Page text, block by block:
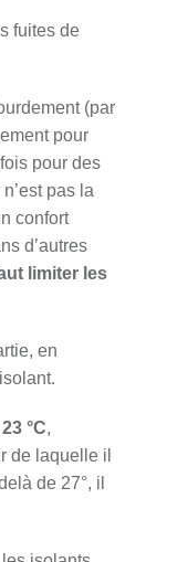
fuites de
(par
pour
pour des
pas la
confort
d’autres
limiter les
en
°C,
de laquelle il
de 27°, il